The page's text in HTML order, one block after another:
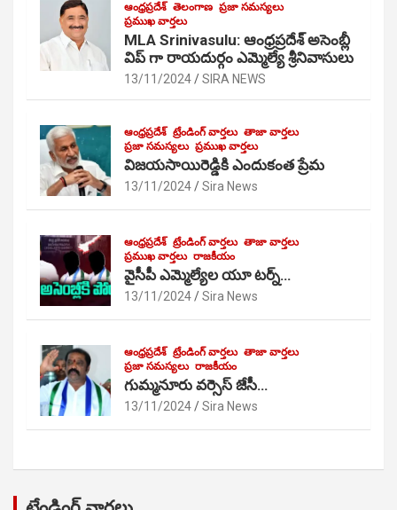
ఆంధ్రప్రదేశ్ తెలంగాణ ప్రజా సమస్యలు
ప్రముఖ వార్తలు
MLA Srinivasulu: ఆంధ్రప్రదేశ్ అసెంబ్లీ
విప్ గా రాయదుర్గం ఎమ్మెల్యే శ్రీనివాసులు
13/11/2024 SIRA NEWS
ఆంధ్రప్రదేశ్ ట్రేండింగ్ వార్తలు తాజా వార్తలు
ప్రజా సమస్యలు ప్రముఖ వార్తలు
విజయసాయిరెడ్డికి ఎందుకంత ప్రేమ
13/11/2024 Sira News
ఆంధ్రప్రదేశ్ ట్రేండింగ్ వార్తలు తాజా వార్తలు
ప్రముఖ వార్తలు రాజకీయం
వైసీపీ ఎమ్మెల్యేల యూ టర్న్…
13/11/2024 Sira News
ఆంధ్రప్రదేశ్ ట్రేండింగ్ వార్తలు తాజా వార్తలు
ప్రజా సమస్యలు రాజకీయం
గుమ్మనూరు వర్సెస్ జేసీ…
13/11/2024 Sira News